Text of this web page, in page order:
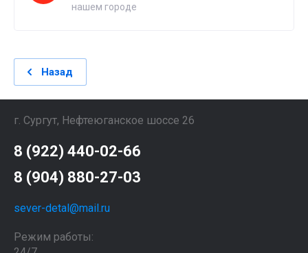
нашем городе
Назад
г. Сургут, Нефтеюганское шоссе 26
8 (922) 440-02-66
8 (904) 880-27-03
sever-detal@mail.ru
Режим работы: